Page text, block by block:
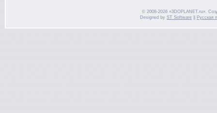
© 2008-2026 «3DOPLANET.ru».
Designed by ST Software Русская